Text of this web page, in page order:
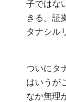
子ではな
きる。証
タナシル
ついにタ
はいうが
なか無理